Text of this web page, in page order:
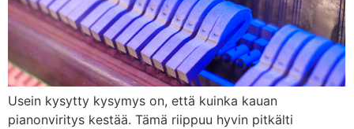
Usein kysytty kysymys on, että kuinka kauan
pianonviritys kestää. Tämä riippuu hyvin pitkälti